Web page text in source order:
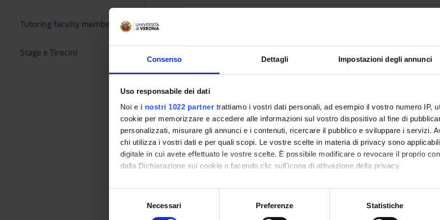
Consenso Dettagli Impostazioni degli annunci
Uso responsabile dei dati
Noi e i nostri 1022 partner trattiamo i vostri dati personali, ad esempio il vostro numero IP,
cookie per memorizzare e accedere alle informazioni sul vostro dispositivo al fine di
personalizzati, misurare gli annunci e i contenuti, ricercare il pubblico e sviluppare i servizi.
chi utilizza i vostri dati e per quali scopi. Le vostre scelte in materia di privacy sono
digitale in cui avete effettuato le vostre scelte. È possibile modificare o revocare il proprio
dalla Dichiarazione sui cookie o facendo clic sull'icona di attivazione della privacy.
Con il tuo consenso, vorremmo anche:
raccogliere informazioni sulla tua posizione geografica, con un'approssimazione di
Necessari Preferenze Statistiche
Tutoring faculty members
Stage e Tirocini
At the end of the course the student will have to demonstrate to know and
protocols and the definitional aspects of the problems together with the formal tools
This will allow the student to choose autonomously the most appropriate
literature, and consequently to learn independently new proposals in cryptographic
Program
Symmetric key cryptography (DES, AES), CBC, public key cryptography (Diffie-
secure cryptosystems, one-way trapdoor functions, pseudo-random bit and
functions (MD5, SHA1), bit commitment, verifiable secret sharing, Zero-
Reference texts
W. Stallings
Cryptography and Network